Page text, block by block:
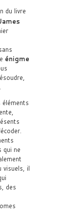
du livre
énigme
.
éléments
qui ne
visuels, il
des